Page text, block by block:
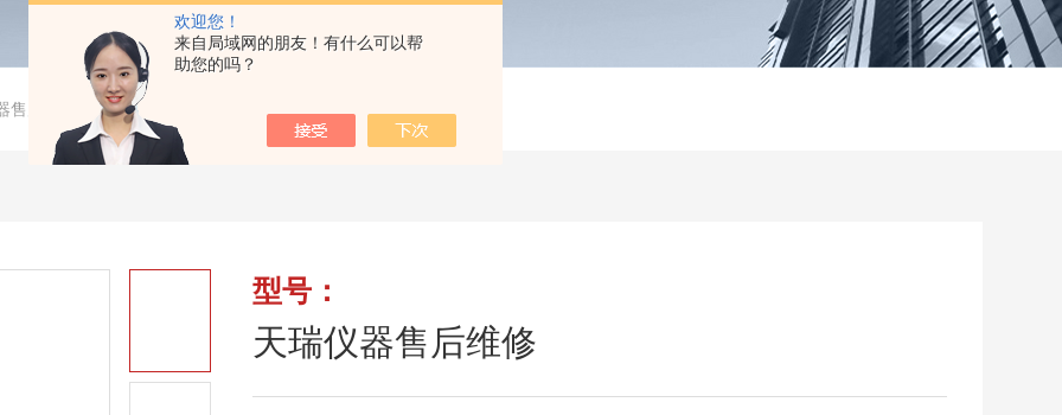
欢迎您！
来自局域网的朋友！有什么可以帮
助您的吗？
售后维修
型号：
天瑞仪器售后维修